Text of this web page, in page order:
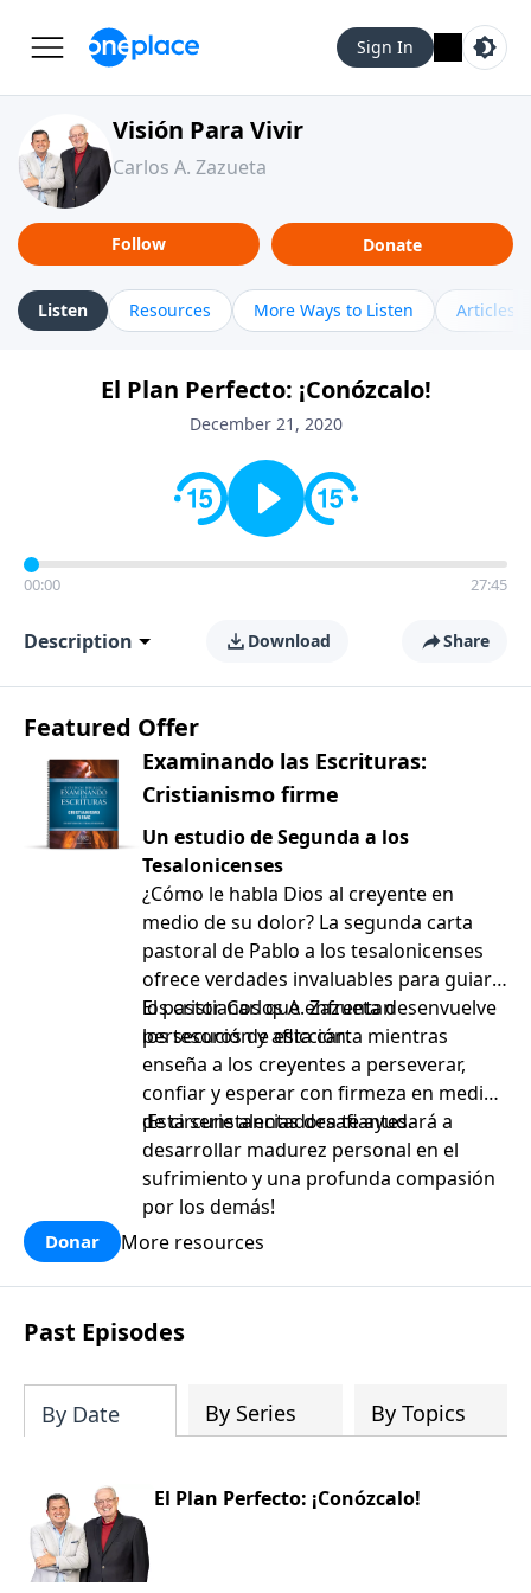
Sign In
Visión Para Vivir
Carlos A. Zazueta
Follow Donate
Listen Resources More Ways to Listen Articles
El Plan Perfecto: ¡Conózcalo!
December 21, 2020
00:00 27:45
Description Download Share
Featured Offer
Examinando las Escrituras:
Cristianismo firme
Un estudio de Segunda a los
Tesalonicenses
¿Cómo le habla Dios al creyente en
medio de su dolor? La segunda carta
pastoral de Pablo a los tesalonicenses
ofrece verdades invaluables para guiar a
los cristianos que enfrentan
persecución y aflicción.
El pastor Carlos A. Zazueta desenvuelve
los tesoros de esta carta mientras
enseña a los creyentes a perseverar,
confiar y esperar con firmeza en medio
de circunstancias desafiantes.
¡Esta serie alentadora te ayudará a
desarrollar madurez personal en el
sufrimiento y una profunda compasión
por los demás!
Donar More resources
Past Episodes
By Date By Series By Topics
El Plan Perfecto: ¡Conózcalo!